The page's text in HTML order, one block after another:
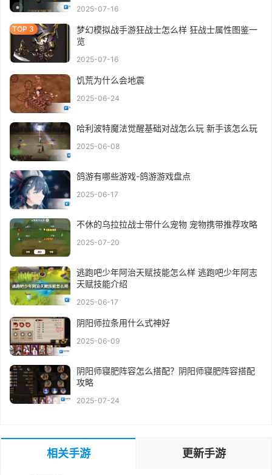
2025-07-16
梦幻模拟战手游狂战士怎么样 狂战士属性图鉴一
览
2025-07-16
饥荒为什么会地震
2025-06-24
哈利波特魔法觉醒基础对战怎么玩 新手该怎么玩
2025-06-08
鸽游有哪些游戏-鸽游游戏盘点
2025-06-17
不休的乌拉拉战士带什么宠物 宠物携带推荐攻略
2025-07-20
逃跑吧少年阿治天赋技能怎么样 逃跑吧少年阿志
天赋技能介绍
2025-06-17
阴阳师拉条用什么式神好
2025-06-09
阴阳师寝肥阵容怎么搭配？阴阳师寝肥阵容搭配
攻略
2025-07-24
相关手游 更新手游